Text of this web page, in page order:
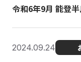
令和6年9月 能登
2024.09.24